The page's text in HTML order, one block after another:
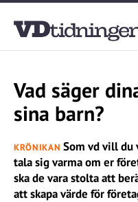
Vad säger
sina barn?
KRÖNIKAN Som vd vill du
tala sig varma om er
ska de vara stolta att
att skapa värde för